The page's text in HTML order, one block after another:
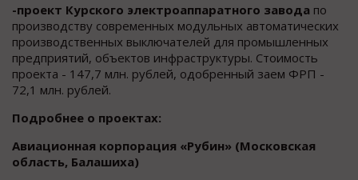
-проект Курского электроаппаратного завода по
производству современных модульных автоматических
производственных выключателей для промышленных
предприятий, объектов инфраструктуры. Стоимость
проекта - 147,7 млн. рублей, одобренный заем ФРП -
72,1 млн. рублей.
Подробнее о проектах:
Авиационная корпорация «Рубин» (Московская
область, Балашиха)